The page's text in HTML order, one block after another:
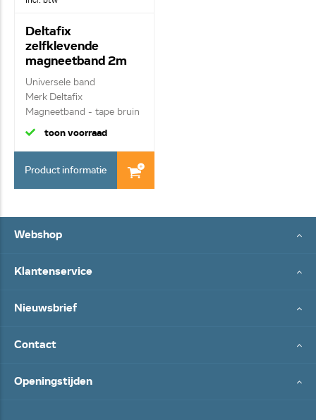
Deltafix
zelfklevende
magneetband 2m
bruin 2592
Universele band
Merk Deltafix
Magneetband - tape bruin
2m ...
toon voorraad
Product informatie
Webshop
Klantenservice
Nieuwsbrief
Contact
Openingstijden